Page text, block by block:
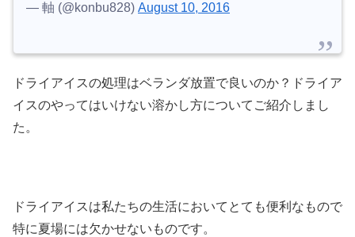
— 軸 (@konbu828) August 10, 2016
ドライアイスの処理はベランダ放置で良いのか？ドライア
イスのやってはいけない溶かし方についてご紹介しまし
た。
ドライアイスは私たちの生活においてとても便利なもので
特に夏場には欠かせないものです。